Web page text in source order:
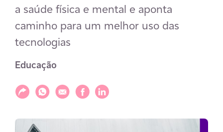
a saúde física e mental e aponta
caminho para um melhor uso das
tecnologias
Educação
Compartilhar
Compartilhar via WhatsApp
Compartilhar via E-mail
Compartilhar via Facebook
Compartilhar via LinkedIn